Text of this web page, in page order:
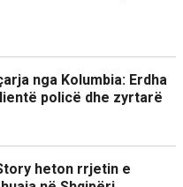
nga Kolumbia: Erdha
policë dhe zyrtarë
heton rrjetin e